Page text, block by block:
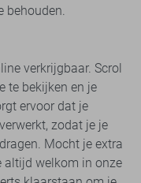
behouden.
verkrijgbaar. Scrol
te bekijken en je
ervoor dat je
zodat je je
Mocht je extra
altijd welkom in onze